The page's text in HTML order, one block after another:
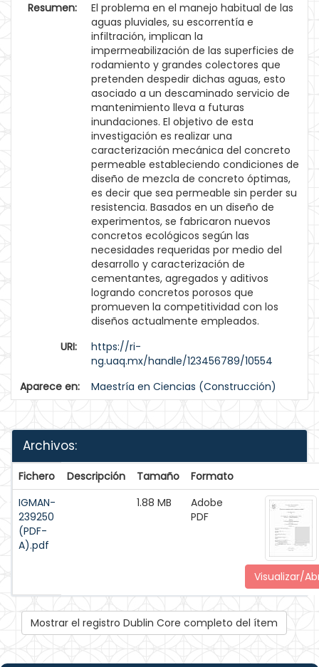
Resumen:
El problema en el manejo habitual de las
aguas pluviales, su escorrentía e
infiltración, implican la
impermeabilización de las superficies de
rodamiento y grandes colectores que
pretenden despedir dichas aguas, esto
asociado a un descaminado servicio de
mantenimiento lleva a futuras
inundaciones. El objetivo de esta
investigación es realizar una
caracterización mecánica del concreto
permeable estableciendo condiciones de
diseño de mezcla de concreto óptimas,
es decir que sea permeable sin perder su
resistencia. Basados en un diseño de
experimentos, se fabricaron nuevos
concretos ecológicos según las
necesidades requeridas por medio del
desarrollo y caracterización de
cementantes, agregados y aditivos
logrando concretos porosos que
promueven la competitividad con los
diseños actualmente empleados.
URI:
https://ri-
ng.uaq.mx/handle/123456789/10554
Aparece en:
Maestría en Ciencias (Construcción)
Archivos:
Fichero Descripción Tamaño
Formato
IGMAN-
239250
(PDF-
A).pdf
1.88 MB
Adobe
PDF
Visualizar/
Mostrar el registro Dublin Core completo del ítem